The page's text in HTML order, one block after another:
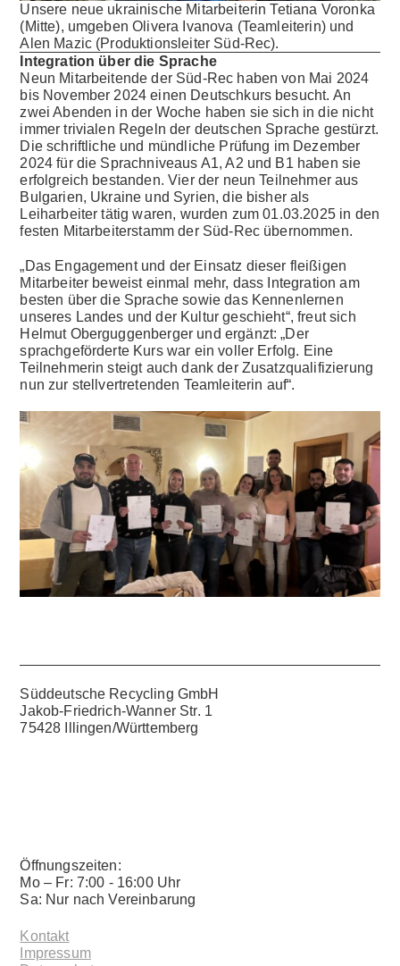
Unsere neue ukrainische Mitarbeiterin Tetiana Voronka
(Mitte), umgeben Olivera Ivanova (Teamleiterin) und
Alen Mazic (Produktionsleiter Süd-Rec).
Integration über die Sprache
Neun Mitarbeitende der Süd-Rec haben von Mai 2024
bis November 2024 einen Deutschkurs besucht. An
zwei Abenden in der Woche haben sie sich in die nicht
immer trivialen Regeln der deutschen Sprache gestürzt.
Die schriftliche und mündliche Prüfung im Dezember
2024 für die Sprachniveaus A1, A2 und B1 haben sie
erfolgreich bestanden. Vier der neun Teilnehmer aus
Bulgarien, Ukraine und Syrien, die bisher als
Leiharbeiter tätig waren, wurden zum 01.03.2025 in den
festen Mitarbeiterstamm der Süd-Rec übernommen.
„Das Engagement und der Einsatz dieser fleißigen
Mitarbeiter beweist einmal mehr, dass Integration am
besten über die Sprache sowie das Kennenlernen
unseres Landes und der Kultur geschieht“, freut sich
Helmut Oberguggenberger und ergänzt: „Der
sprachgeförderte Kurs war ein voller Erfolg. Eine
Teilnehmerin steigt auch dank der Zusatzqualifizierung
nun zur stellvertretenden Teamleiterin auf“.
Süddeutsche Recycling GmbH
Jakob-Friedrich-Wanner Str. 1
75428 Illingen/Württemberg
Öffnungszeiten:
Mo – Fr: 7:00 - 16:00 Uhr
Sa: Nur nach Vereinbarung
Kontakt
Impressum